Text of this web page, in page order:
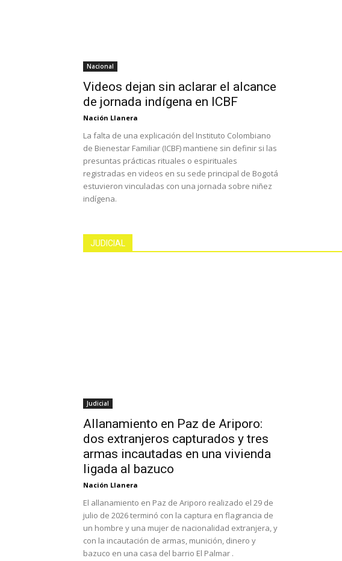
Nacional
Videos dejan sin aclarar el alcance
de jornada indígena en ICBF
Nación Llanera
La falta de una explicación del Instituto Colombiano
de Bienestar Familiar (ICBF) mantiene sin definir si las
presuntas prácticas rituales o espirituales
registradas en videos en su sede principal de Bogotá
estuvieron vinculadas con una jornada sobre niñez
indígena.
JUDICIAL
Judicial
Allanamiento en Paz de Ariporo:
dos extranjeros capturados y tres
armas incautadas en una vivienda
ligada al bazuco
Nación Llanera
El allanamiento en Paz de Ariporo realizado el 29 de
julio de 2026 terminó con la captura en flagrancia de
un hombre y una mujer de nacionalidad extranjera, y
con la incautación de armas, munición, dinero y
bazuco en una casa del barrio El Palmar .